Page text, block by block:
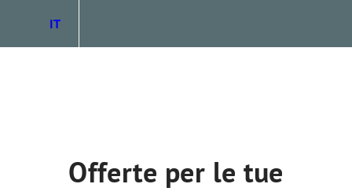
IT
Offerte per le tue